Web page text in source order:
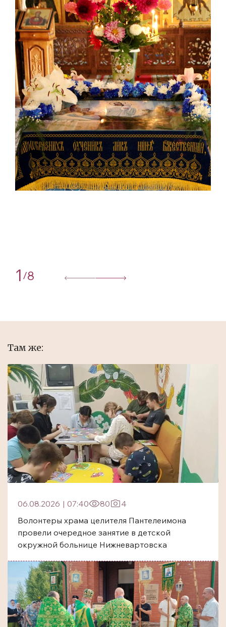
1 /8
Там же:
06.08.2026 | 07:40 80
4
Волонтеры храма целителя Пантелеимона
провели очередное занятие в детской
окружной больнице Нижневартовска